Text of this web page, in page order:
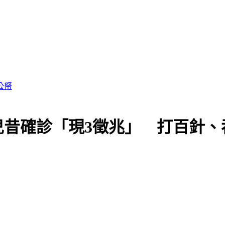
確診「現3徵兆」 打百針、